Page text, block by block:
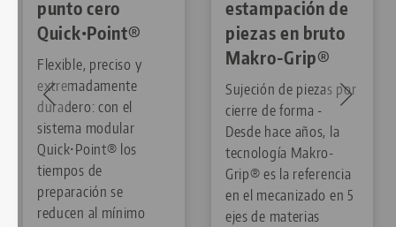
punto cero
Quick•Point®
Flexible, preciso y
extremadamente
duradero: con el
sistema modular
Quick•Point® los
tiempos de
preparación se
reducen al mínimo
estampación de
piezas en bruto
Makro-Grip®
Sujeción de piezas por
cierre de forma -
Desde hace años, la
tecnología Makro-
Grip® es la referencia
en el mecanizado en 5
ejes de materias